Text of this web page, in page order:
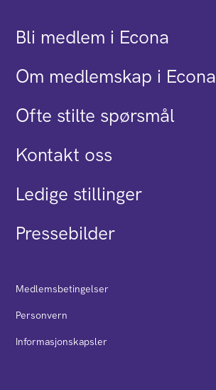
Bli medlem i Econa
Om medlemskap i Econa
Ofte stilte spørsmål
Kontakt oss
Ledige stillinger
Pressebilder
Medlemsbetingelser
Personvern
Informasjonskapsler